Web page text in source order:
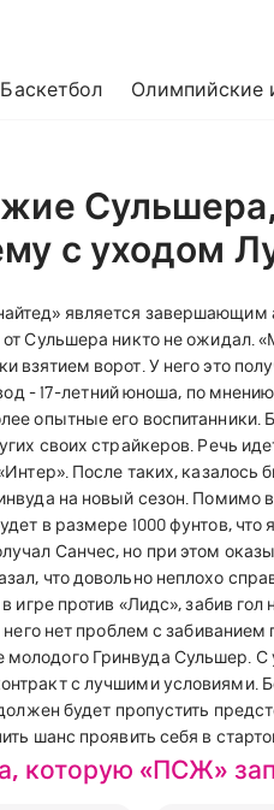
Баскетбол Олимпийские
с уходом
является
от Сульшера никто не ожидал.
взятием ворот. У него это
- 17-летний юноша, по
опытные его воспитанники.
своих страйкеров. Речь
После таких,
на новый сезон. Помимо
в размере 1000 фунтов,
Санчес, но при этом
что довольно неплохо
игре против «Лидс», забив
нет проблем с
Гринвуда Сульшер.
с лучшими условиями.
будет пропустить
шанс проявить себя в
которую «ПСЖ»